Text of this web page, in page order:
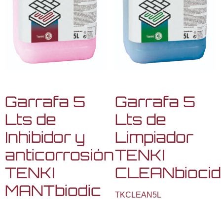
Garrafa 5
Lts de
Inhibidor y
anticorrosión
TENKI
MANTbiodic
Garrafa 5
Lts de
Limpiador
TENKI
CLEANbiocid
TKCLEAN5L